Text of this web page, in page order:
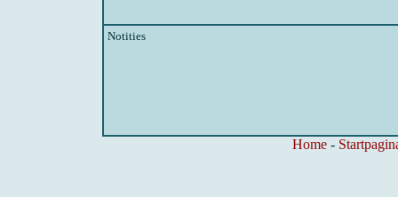
Notities
Home-